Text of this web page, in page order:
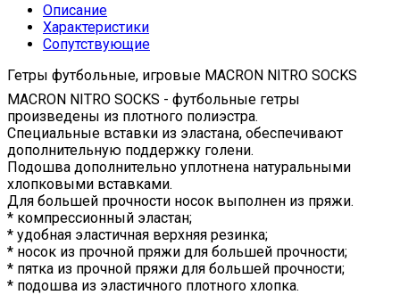
Описание
Характеристики
Сопутствующие
Гетры футбольные, игровые MACRON NITRO SOCKS
MACRON NITRO SOCKS - футбольные гетры
произведены из плотного полиэстра.
Специальные вставки из эластана, обеспечивают
дополнительную поддержку голени.
Подошва дополнительно уплотнена натуральными
хлопковыми вставками.
Для большей прочности носок выполнен из пряжи.
* компрессионный эластан;
* удобная эластичная верхняя резинка;
* носок из прочной пряжи для большей прочности;
* пятка из прочной пряжи для большей прочности;
* подошва из эластичного плотного хлопка.